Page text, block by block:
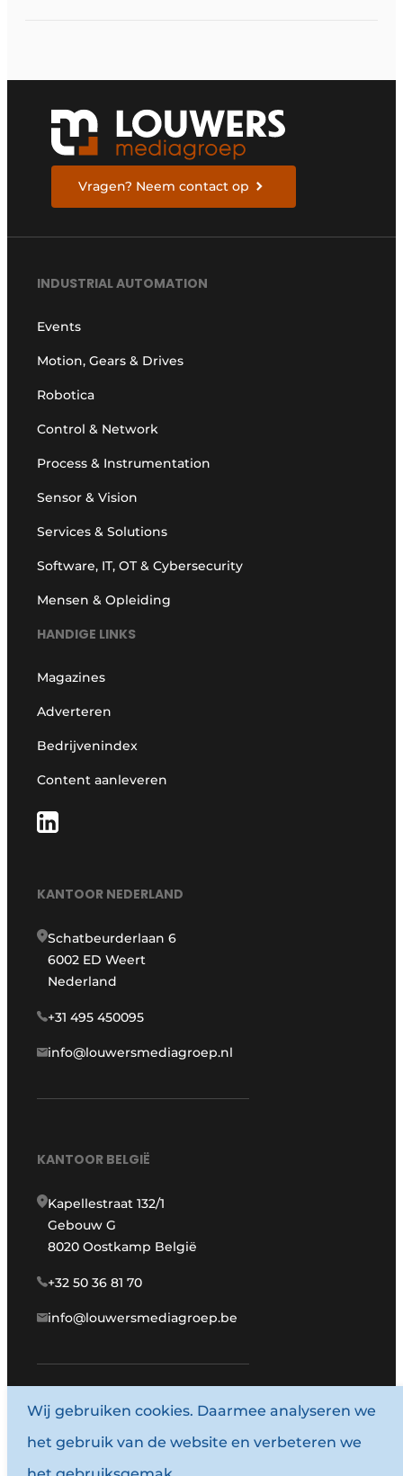
Vragen? Neem contact op
INDUSTRIAL AUTOMATION
Events
Motion, Gears & Drives
Robotica
Control & Network
Process & Instrumentation
Sensor & Vision
Services & Solutions
Software, IT, OT & Cybersecurity
Mensen & Opleiding
HANDIGE LINKS
Magazines
Adverteren
Bedrijvenindex
Content aanleveren
KANTOOR NEDERLAND
Schatbeurderlaan 6
6002 ED Weert
Nederland
+31 495 450095
info@louwersmediagroep.nl
KANTOOR BELGIË
Kapellestraat 132/1
Gebouw G
8020 Oostkamp België
+32 50 36 81 70
info@louwersmediagroep.be
www.louwersmediagroep.com
© 1987 - 2026 Louwersmediagroep.
Wij gebruiken cookies. Daarmee analyseren we
het gebruik van de website en verbeteren we